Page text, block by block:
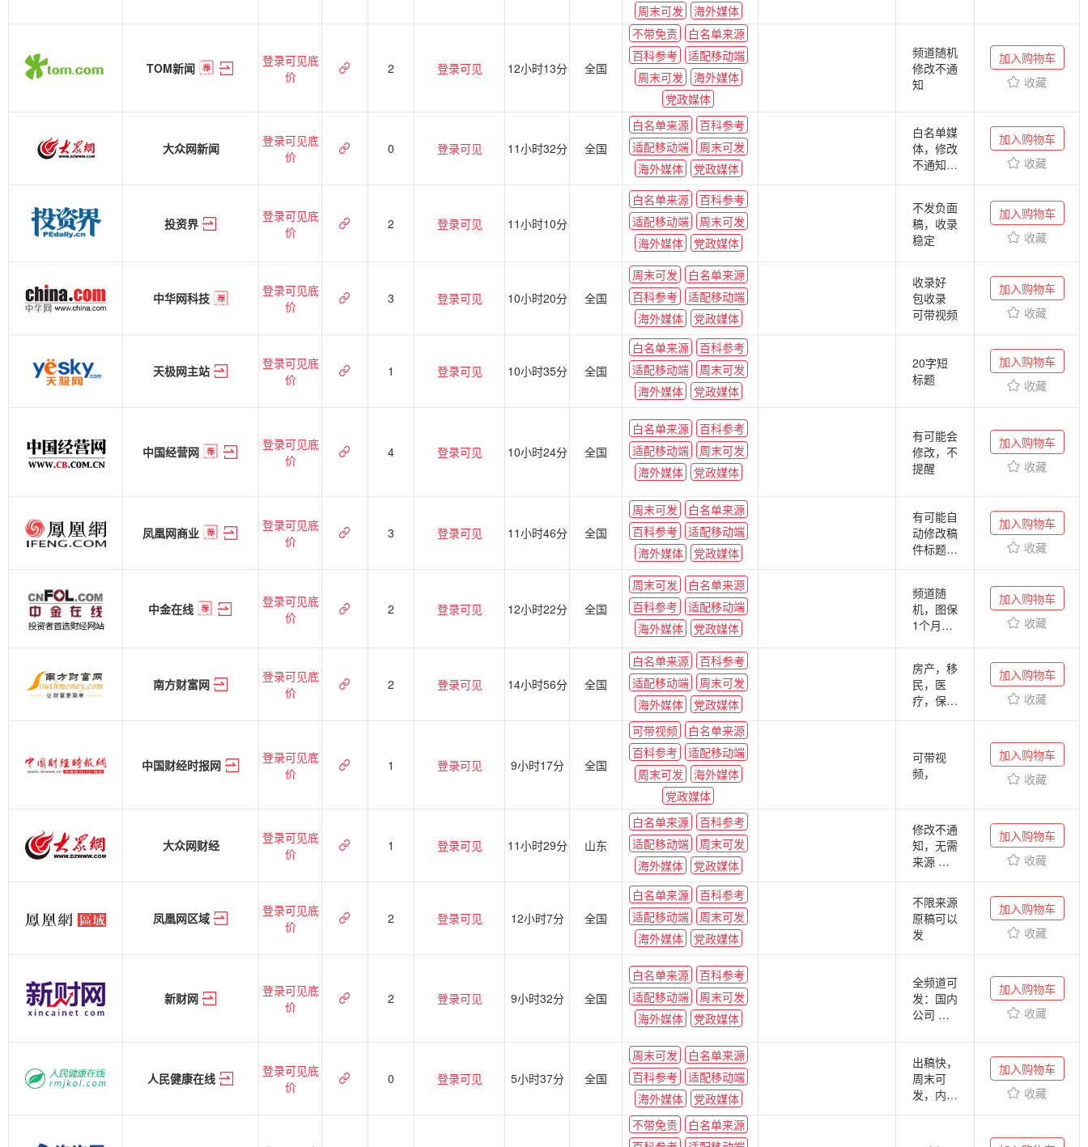
周末可发
海外媒体
不保证，
存在版权
风险的图
发布。
（注：正
常发布
后，图片
在期限）
TOM新闻
登录可见底
价
2 登录可见 12小时13分 全国
不带免责
白名单来源
百科参考
适配移动端
周末可发
海外媒体
党政媒体
频道随机
修改不通
知
加入购物车
收藏
大众网新闻
登录可见底
价
0 登录可见 11小时32分 全国
白名单来源
百科参考
适配移动端
周末可发
海外媒体
党政媒体
白名单媒
体，修改
不通知，
联系方式
可能会带
免责和广
告字样哈
默认内标
无版权图
默认删除
加入购物车
收藏
投资界
登录可见底
价
2 登录可见 11小时10分
白名单来源
百科参考
适配移动端
周末可发
海外媒体
党政媒体
不发负面
稿，收录
稳定
加入购物车
收藏
中华网科技
登录可见底
价
3 登录可见 10小时20分 全国
周末可发
白名单来源
百科参考
适配移动端
海外媒体
党政媒体
收录好
包收录
可带视频
加入购物车
收藏
天极网主站
登录可见底
价
1 登录可见 10小时35分 全国
白名单来源
百科参考
适配移动端
周末可发
海外媒体
党政媒体
20字短
标题
加入购物车
收藏
中国经营网
登录可见底
价
4 登录可见 10小时24分 全国
白名单来源
百科参考
适配移动端
周末可发
海外媒体
党政媒体
有可能会
修改，不
提醒
加入购物车
收藏
凤凰网商业
登录可见底
价
3 登录可见 11小时46分 全国
周末可发
白名单来源
百科参考
适配移动端
海外媒体
党政媒体
有可能自
动修改稿
件标题
不包链接
包入口图
片
加入购物车
收藏
中金在线
登录可见底
价
2 登录可见 12小时22分 全国
周末可发
白名单来源
百科参考
适配移动端
海外媒体
党政媒体
频道随
机，图保
1个月，
稿件有几
率转新浪
财经，周
末节假日
加入购物车
收藏
南方财富网
登录可见底
价
2 登录可见 14小时56分 全国
白名单来源
百科参考
适配移动端
周末可发
海外媒体
党政媒体
房产，移
民，医
疗，保健
都不发
加入购物车
收藏
中国财经时报网
登录可见底
价
1 登录可见 9小时17分 全国
可带视频
白名单来源
百科参考
适配移动端
周末可发
海外媒体
党政媒体
可带视
频，
加入购物车
收藏
大众网财经
登录可见底
价
1 登录可见 11小时29分 山东
白名单来源
百科参考
适配移动端
周末可发
海外媒体
党政媒体
修改不通
知，无需
来源 好
出稿，带
免责声明
和广告字
眼
加入购物车
收藏
凤凰网区域
登录可见底
价
2 登录可见 12小时7分 全国
白名单来源
百科参考
适配移动端
周末可发
海外媒体
党政媒体
不限来源
原稿可以
发
加入购物车
收藏
新财网
登录可见底
价
2 登录可见 9小时32分 全国
白名单来源
百科参考
适配移动端
周末可发
海外媒体
党政媒体
全频道可
发：国内
公司 娱
教育 历
史 科技
保健 房
车 体育
风景 等
股票配资
加入购物车
收藏
人民健康在线
登录可见底
价
0 登录可见 5小时37分 全国
周末可发
白名单来源
百科参考
适配移动端
海外媒体
党政媒体
出稿快，
周末可
发，内容
不限
加入购物车
收藏
不带免责
白名单来源